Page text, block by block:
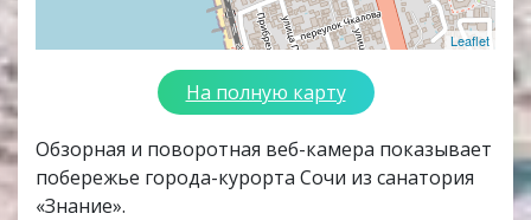
Leaflet
На полную карту
Обзорная и поворотная веб-камера показывает
побережье города-курорта Сочи из санатория
«Знание».